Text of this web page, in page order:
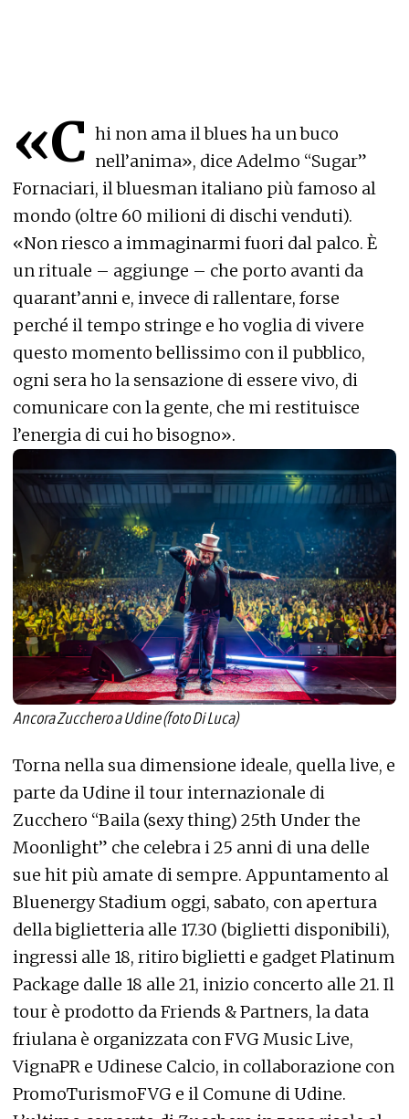
«C hi non ama il blues ha un buco
nell’anima», dice Adelmo “Sugar”
Fornaciari, il bluesman italiano più famoso al
mondo (oltre 60 milioni di dischi venduti).
«Non riesco a immaginarmi fuori dal palco. È
un rituale – aggiunge – che porto avanti da
quarant’anni e, invece di rallentare, forse
perché il tempo stringe e ho voglia di vivere
questo momento bellissimo con il pubblico,
ogni sera ho la sensazione di essere vivo, di
comunicare con la gente, che mi restituisce
l’energia di cui ho bisogno».
Ancora Zucchero a Udine (foto Di Luca)
Torna nella sua dimensione ideale, quella live, e
parte da Udine il tour internazionale di
Zucchero “Baila (sexy thing) 25th Under the
Moonlight” che celebra i 25 anni di una delle
sue hit più amate di sempre. Appuntamento al
Bluenergy Stadium oggi, sabato, con apertura
della biglietteria alle 17.30 (biglietti disponibili),
ingressi alle 18, ritiro biglietti e gadget Platinum
Package dalle 18 alle 21, inizio concerto alle 21. Il
tour è prodotto da Friends & Partners, la data
friulana è organizzata con FVG Music Live,
VignaPR e Udinese Calcio, in collaborazione con
PromoTurismoFVG e il Comune di Udine.